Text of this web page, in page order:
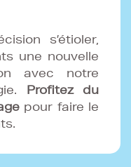
s’étioler,
une nouvelle
avec notre
Profitez du
pour faire le